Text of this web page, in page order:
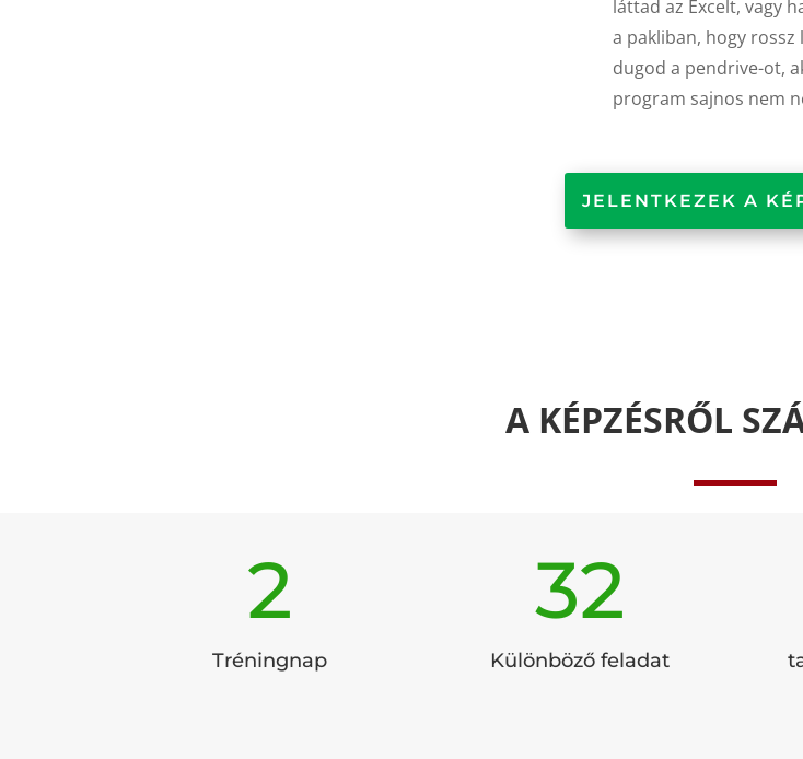
láttad az Excelt, vagy
a pakliban, hogy rossz
dugod a pendrive-ot,
program sajnos nem
JELENTKEZEK A
A KÉPZÉSRŐL
2
Tréningnap
32
Különböző feladat